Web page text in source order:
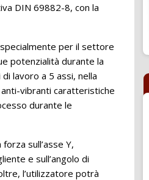
DIN 69882-8, con la
per il settore
potenzialità durante la
lavoro a 5 assi, nella
vibranti caratteristiche
durante le
sull’asse Y,
e sull’angolo di
l’utilizzatore potrà